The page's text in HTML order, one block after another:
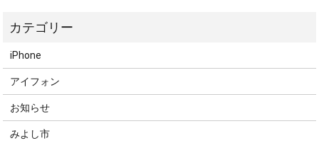
iPhone
アイフォン
お知らせ
みよし市